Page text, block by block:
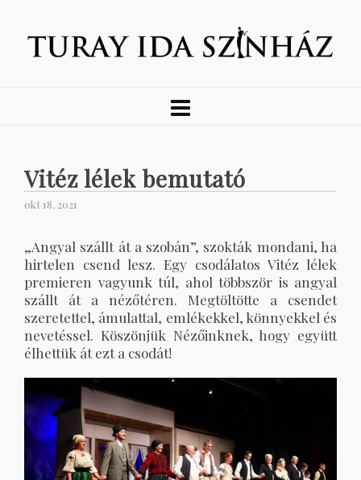
Vitéz lélek bemutató
okt 18, 2021
„Angyal szállt át a szobán”, szokták mondani, ha
hirtelen csend lesz. Egy csodálatos Vitéz lélek
premieren vagyunk túl, ahol többször is angyal
szállt át a nézőtéren. Megtöltötte a csendet
szeretettel, ámulattal, emlékekkel, könnyekkel és
nevetéssel. Köszönjük Nézőinknek, hogy együtt
élhettük át ezt a csodát!